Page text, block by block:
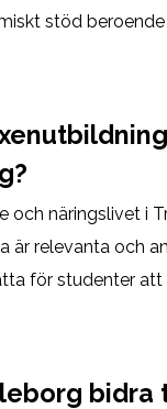
stöd
och näringslivet i
är relevanta och
för studenter att
bidra